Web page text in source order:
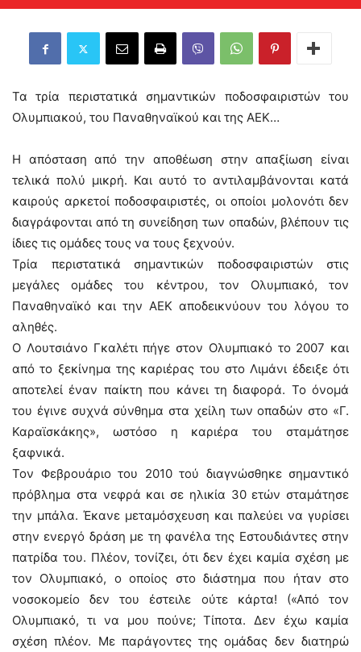
Τα τρία περιστατικά σημαντικών ποδοσφαιριστών του
Ολυμπιακού, του Παναθηναϊκού και της ΑΕΚ…
Η απόσταση από την αποθέωση στην απαξίωση είναι
τελικά πολύ μικρή. Και αυτό το αντιλαμβάνονται κατά
καιρούς αρκετοί ποδοσφαιριστές, οι οποίοι μολονότι δεν
διαγράφονται από τη συνείδηση των οπαδών, βλέπουν τις
ίδιες τις ομάδες τους να τους ξεχνούν.
Τρία περιστατικά σημαντικών ποδοσφαιριστών στις
μεγάλες ομάδες του κέντρου, τον Ολυμπιακό, τον
Παναθηναϊκό και την ΑΕΚ αποδεικνύουν του λόγου το
αληθές.
Ο Λουτσιάνο Γκαλέτι πήγε στον Ολυμπιακό το 2007 και
από το ξεκίνημα της καριέρας του στο Λιμάνι έδειξε ότι
αποτελεί έναν παίκτη που κάνει τη διαφορά. Το όνομά
του έγινε συχνά σύνθημα στα χείλη των οπαδών στο «Γ.
Καραϊσκάκης», ωστόσο η καριέρα του σταμάτησε
ξαφνικά.
Τον Φεβρουάριο του 2010 τού διαγνώσθηκε σημαντικό
πρόβλημα στα νεφρά και σε ηλικία 30 ετών σταμάτησε
την μπάλα. Έκανε μεταμόσχευση και παλεύει να γυρίσει
στην ενεργό δράση με τη φανέλα της Εστουδιάντες στην
πατρίδα του. Πλέον, τονίζει, ότι δεν έχει καμία σχέση με
τον Ολυμπιακό, ο οποίος στο διάστημα που ήταν στο
νοσοκομείο δεν του έστειλε ούτε κάρτα! («Από τον
Ολυμπιακό, τι να μου πούνε; Τίποτα. Δεν έχω καμία
σχέση πλέον. Με παράγοντες της ομάδας δεν διατηρώ